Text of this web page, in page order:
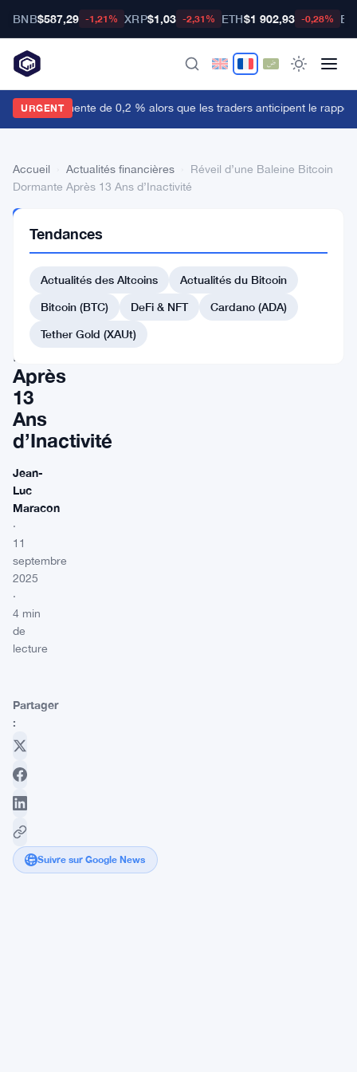
BNB$587,29 -1,21% XRP$1,03 -2,31% ETH$1 902,93 -0,28%
URGENT
dollar augmente de 0,2 % alors que les traders anticipent le rapport
Accueil Actualités financières
Réveil d’une Baleine Bitcoin
Dormante Après 13 Ans d’Inactivité
FINANCIÈRES
d’une
Baleine
Bitcoin
Dormante
Après
13
Ans
d’Inactivité
Jean-
Luc
Maracon
·
11
septembre
2025
·
4 min
de
lecture
Partager
:
Suivre sur Google News
Tendances
Actualités des Altcoins
Actualités du Bitcoin
Bitcoin (BTC)
DeFi & NFT
Cardano (ADA)
Tether Gold (XAUt)